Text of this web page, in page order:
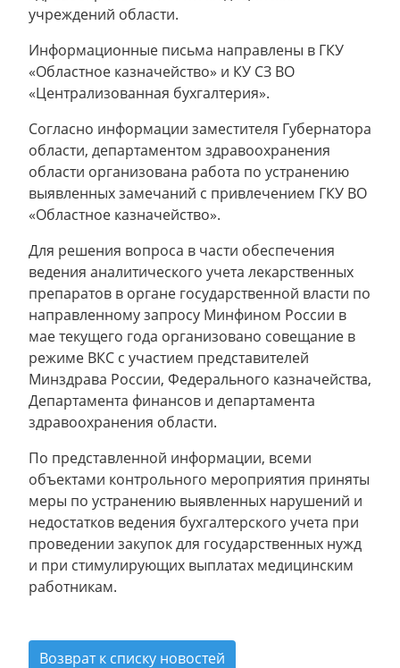
учреждений области.
Информационные письма направлены в ГКУ
«Областное казначейство» и КУ СЗ ВО
«Централизованная бухгалтерия».
Согласно информации заместителя Губернатора
области, департаментом здравоохранения
области организована работа по устранению
выявленных замечаний с привлечением ГКУ ВО
«Областное казначейство».
Для решения вопроса в части обеспечения
ведения аналитического учета лекарственных
препаратов в органе государственной власти по
направленному запросу Минфином России в
мае текущего года организовано совещание в
режиме ВКС с участием представителей
Минздрава России, Федерального казначейства,
Департамента финансов и департамента
здравоохранения области.
По представленной информации, всеми
объектами контрольного мероприятия приняты
меры по устранению выявленных нарушений и
недостатков ведения бухгалтерского учета при
проведении закупок для государственных нужд
и при стимулирующих выплатах медицинским
работникам.
Возврат к списку новостей